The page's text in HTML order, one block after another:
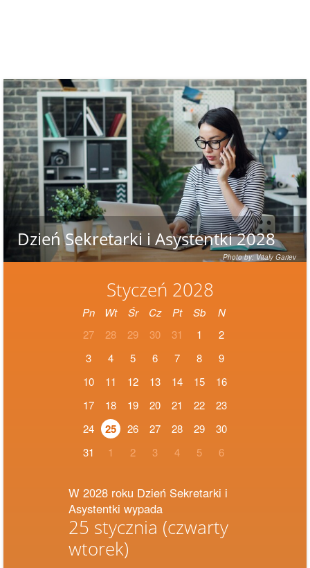
Styczeń 2028
Pn Wt Śr Cz Pt Sb
N
27
28 29 30 31 1
2
3
4 5 6 7 8
9
10
11 12 13 14 15
16
17
18 19 20 21 22
23
24
25 26 27 28 29
30
31
1 2 3 4 5 6
W 2028 roku Dzień Sekretarki i
Asystentki wypada
25 stycznia (czwarty
wtorek)
Dzień Sekretarki i Asystentki 2028
Photo by: Vitaly Gariev